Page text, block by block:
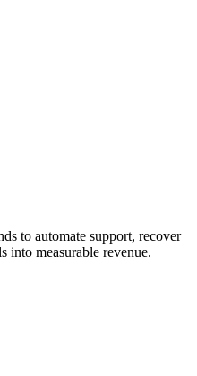
to automate support, recover
into measurable revenue.